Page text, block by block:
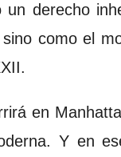
derecho
como el
en
Y en